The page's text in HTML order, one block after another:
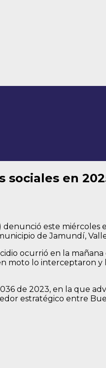
sociales en
este
de Jamundí,
ocurrió en la
moto lo interceptaron
de 2023, en la que
estratégico entre